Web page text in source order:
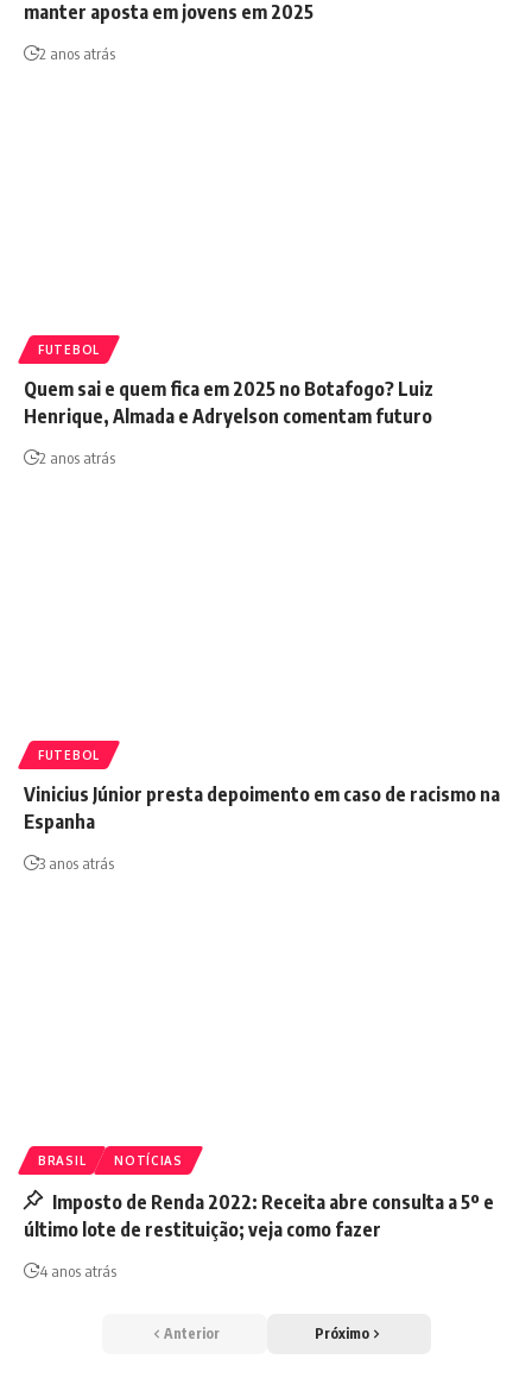
manter aposta em jovens em 2025
2 anos atrás
FUTEBOL
Quem sai e quem fica em 2025 no Botafogo? Luiz
Henrique, Almada e Adryelson comentam futuro
2 anos atrás
FUTEBOL
Vinicius Júnior presta depoimento em caso de racismo na
Espanha
3 anos atrás
BRASIL NOTÍCIAS
Imposto de Renda 2022: Receita abre consulta a 5º e
último lote de restituição; veja como fazer
4 anos atrás
Anterior Próximo